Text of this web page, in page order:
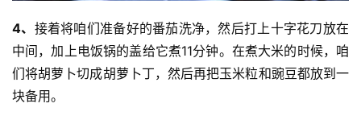
4、 接着将咱们准备好的番茄洗净，然后打上十字花刀放在
中间，加上电饭锅的盖给它煮11分钟。在煮大米的时候，咱
们将胡萝卜切成胡萝卜丁，然后再把玉米粒和豌豆都放到一
块备用。